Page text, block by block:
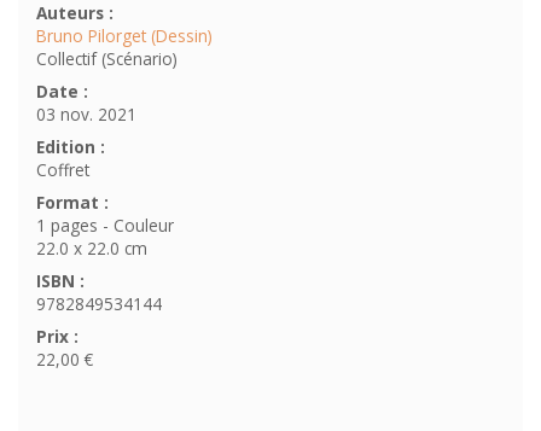
Auteurs :
Bruno Pilorget (Dessin)
Collectif (Scénario)
Date :
03 nov. 2021
Edition :
Coffret
Format :
1 pages - Couleur
22.0 x 22.0 cm
ISBN :
9782849534144
Prix :
22,00 €